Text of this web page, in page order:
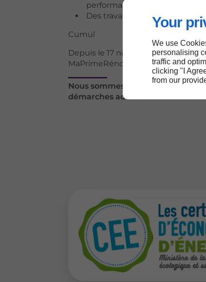
Your
We use
personalising
traffic and
clicking "I
from our
performance énergétique
Des travaux de réhabilitation
Cumul
Depuis le 17 novembre 2022,
MaPrimeRénov'.
Nous sommes habilités à
démarches administrative et